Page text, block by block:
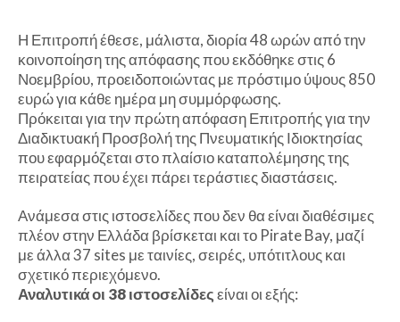
Η Επιτροπή έθεσε, μάλιστα, διορία 48 ωρών από την
κοινοποίηση της απόφασης που εκδόθηκε στις 6
Νοεμβρίου, προειδοποιώντας με πρόστιμο ύψους 850
ευρώ για κάθε ημέρα μη συμμόρφωσης.
Πρόκειται για την πρώτη απόφαση Επιτροπής για την
Διαδικτυακή Προσβολή της Πνευματικής Ιδιοκτησίας
που εφαρμόζεται στο πλαίσιο καταπολέμησης της
πειρατείας που έχει πάρει τεράστιες διαστάσεις.
Ανάμεσα στις ιστοσελίδες που δεν θα είναι διαθέσιμες
πλέον στην Ελλάδα βρίσκεται και το Pirate Bay, μαζί
με άλλα 37 sites με ταινίες, σειρές, υπότιτλους και
σχετικό περιεχόμενο.
Αναλυτικά οι 38 ιστοσελίδεςείναι οι εξής: